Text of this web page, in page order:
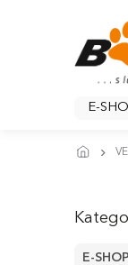
E-
skategorie
E-SHOP